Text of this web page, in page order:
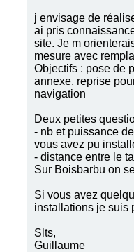
j envisage de
ai pris
site. Je m
mesure avec
Objectifs : pose de
annexe, reprise
navigation
Deux petites
- nb et puissance
vous avez pu
- distance entre le
Sur Boisbarbu on
Si vous avez
installations je suis
Slts,
Guillaume